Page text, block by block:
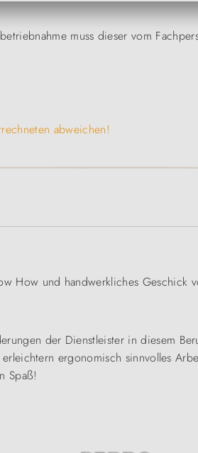
muss dieser vom
abweichen!
How und handwerkliches Geschick
der Dienstleister in diesem
ergonomisch sinnvolles
Spaß!